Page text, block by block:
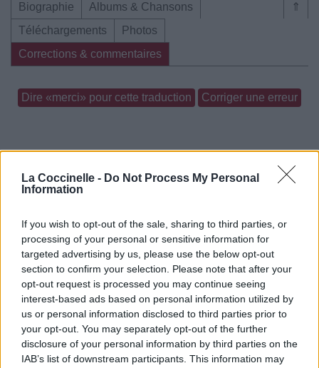
La Coccinelle - Do Not Process My Personal
Information
If you wish to opt-out of the sale, sharing to third parties, or
processing of your personal or sensitive information for
targeted advertising by us, please use the below opt-out
section to confirm your selection. Please note that after your
opt-out request is processed you may continue seeing
interest-based ads based on personal information utilized by
us or personal information disclosed to third parties prior to
your opt-out. You may separately opt-out of the further
disclosure of your personal information by third parties on the
IAB’s list of downstream participants. This information may
⇑
Biographie
Albums & Chansons
Téléchargements
Photos
Corrections & commentaires
Dire «merci» pour cette traduction Corriger une erreur